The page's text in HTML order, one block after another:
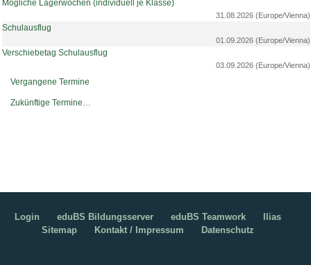
Mögliche Lagerwochen (individuell je Klasse)
31.08.2026(Europe/Vienna)
Schulausflug
01.09.2026(Europe/Vienna)
Verschiebetag Schulausflug
03.09.2026(Europe/Vienna)
Vergangene Termine
Zukünftige Termine…
Login eduBS Bildungsserver eduBS Teamwork
Ilias
Sitemap
Kontakt / Impressum Datenschutz